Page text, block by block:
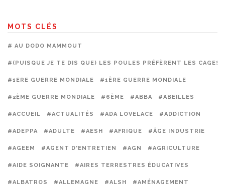
MOTS CLÉS
# AU DODO MAMMOUT
#(PUISQUE JE TE DIS QUE) LES POULES PRÉFÈRENT LES CAGES
#1ERE GUERRE MONDIALE #1ÈRE GUERRE MONDIALE
#2ÈME GUERRE MONDIALE #6ÈME #ABBA #ABEILLES
#ACCUEIL #ACTUALITÉS #ADA LOVELACE #ADDICTION
#ADEPPA #ADULTE #AESH #AFRIQUE #ÂGE INDUSTRIE
#AGEEM #AGENT D'ENTRETIEN #AGN #AGRICULTURE
#AIDE SOIGNANTE #AIRES TERRESTRES ÉDUCATIVES
#ALBATROS #ALLEMAGNE #ALSH #AMÉNAGEMENT